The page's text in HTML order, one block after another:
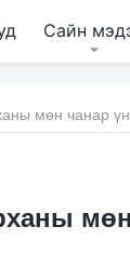
Сайн
мөн чанар